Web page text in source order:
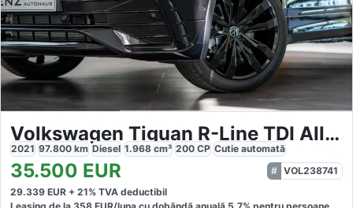
Volkswagen Tiguan R-Line TDI Allrad DSG
2021 97.800 km Diesel 1.968 cm³ 200 CP Cutie automată
35.500 EUR
VOL238741
29.339 EUR + 21% TVA deductibil